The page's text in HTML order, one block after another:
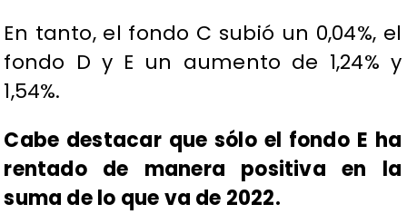
En tanto, el fondo C subió un 0,04%, el
fondo D y E un aumento de 1,24% y
1,54%.
Cabe destacar que sólo el fondo E ha
rentado de manera positiva en la
suma de lo que va de 2022.